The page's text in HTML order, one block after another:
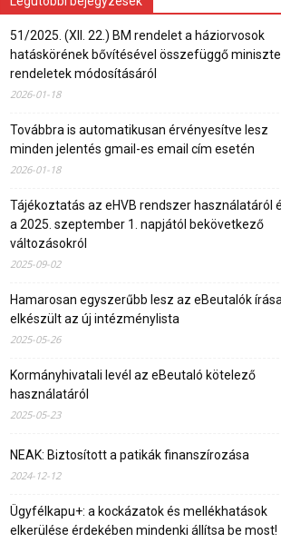
51/2025. (XII. 22.) BM rendelet a háziorvosok
hatáskörének bővítésével összefüggő
rendeletek módosításáról
2026-01-18
Továbbra is automatikusan érvényesítve lesz
minden jelentés gmail-es email cím esetén
2026-01-18
Tájékoztatás az eHVB rendszer használatáról
a 2025. szeptember 1. napjától bekövetkező
változásokról
2025-09-02
Hamarosan egyszerűbb lesz az eBeutalók
elkészült az új intézménylista
2025-05-26
Kormányhivatali levél az eBeutaló kötelező
használatáról
2025-05-23
NEAK: Biztosított a patikák finanszírozása
2024-12-12
Ügyfélkapu+: a kockázatok és mellékhatások
elkerülése érdekében mindenki állítsa be most!